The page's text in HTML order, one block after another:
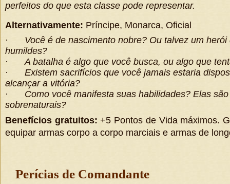
perfeitos do que esta classe pode representar.
Alternativamente: Príncipe, Monarca, Oficial
·
Você é de nascimento nobre? Ou talvez um herói
humildes?
·
A batalha é algo que você busca, ou algo que
·
Existem sacrifícios que você jamais estaria
alcançar a vitória?
·
Como você manifesta suas habilidades? Elas
sobrenaturais?
Benefícios gratuitos: +5 Pontos de Vida máximos.
equipar armas corpo a corpo marciais e armas de
Perícias de Comandante